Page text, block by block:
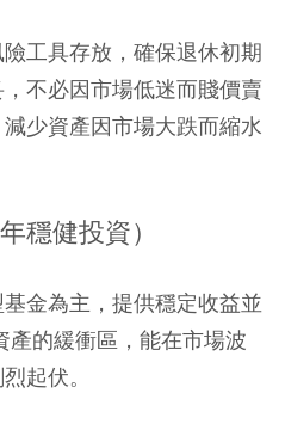
工具存放，確保退休初期
不必因市場低迷而賤價賣
少資產因市場大跌而縮水
健投資）
金為主，提供穩定收益並
的緩衝區，能在市場波
起伏。